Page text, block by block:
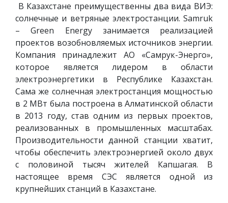
В Казахстане преимущественны два вида ВИЭ:
солнечные и ветряные электростанции. Samruk
– Green Energy занимается реализацией
проектов возобновляемых источников энергии.
Компания принадлежит АО «Самрук-Энерго»,
которое является лидером в области
электроэнергетики в Республике Казахстан.
Сама же солнечная электростанция мощностью
в 2 МВт была построена в Алматинской области
в 2013 году, став одним из первых проектов,
реализованных в промышленных масштабах.
Производительности данной станции хватит,
чтобы обеспечить электроэнергией около двух
с половиной тысяч жителей Капшагая. В
настоящее время СЭС является одной из
крупнейших станций в Казахстане.